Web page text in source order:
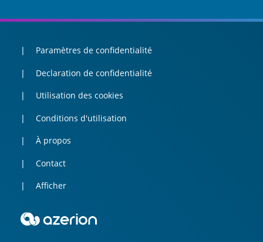
Paramètres de confidentialité
Declaration de confidentialité
Utilisation des cookies
Conditions d'utilisation
À propos
Contact
Afficher